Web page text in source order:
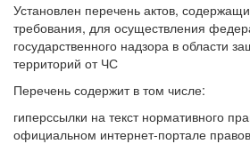
Установлен перечень актов,
требования, для осуществления
государственного надзора в области
территорий от ЧС
Перечень содержит в том числе:
гиперссылки на текст нормативного
официальном интернет-портале